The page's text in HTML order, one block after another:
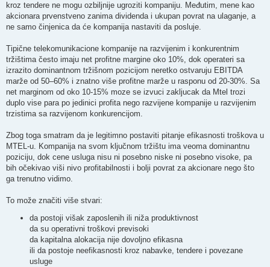
kroz tendere ne mogu ozbiljnije ugroziti kompaniju. Međutim, mene kao
akcionara prvenstveno zanima dividenda i ukupan povrat na ulaganje, a
ne samo činjenica da će kompanija nastaviti da posluje.
Tipične telekomunikacione kompanije na razvijenim i konkurentnim
tržištima često imaju net profitne margine oko 10%, dok operateri sa
izrazito dominantnom tržišnom pozicijom neretko ostvaruju EBITDA
marže od 50–60% i znatno više profitne marže u rasponu od 20-30%. Sa
net marginom od oko 10-15% moze se izvuci zakljucak da Mtel trozi
duplo vise para po jedinici profita nego razvijene kompanije u razvijenim
trzistima sa razvijenom konkurencijom.
Zbog toga smatram da je legitimno postaviti pitanje efikasnosti troškova u
MTEL-u. Kompanija na svom ključnom tržištu ima veoma dominantnu
poziciju, dok cene usluga nisu ni posebno niske ni posebno visoke, pa
bih očekivao viši nivo profitabilnosti i bolji povrat za akcionare nego što
ga trenutno vidimo.
To može značiti više stvari:
da postoji višak zaposlenih ili niža produktivnost
da su operativni troškovi previsoki
da kapitalna alokacija nije dovoljno efikasna
ili da postoje neefikasnosti kroz nabavke, tendere i povezane
usluge